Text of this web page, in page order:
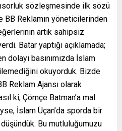
sözleşmesinde ilk sözü
BB Reklamın yöneticilerinden
artık sahipsiz
Batar yaptığı açıklamada;
dolayı basınımızda İslam
okuyorduk. Bizde
Reklam Ajansı olarak
ki; Çömçe Batman’a mal
İslam Üçan’da sporda bir
Bu mutluluğumuzu